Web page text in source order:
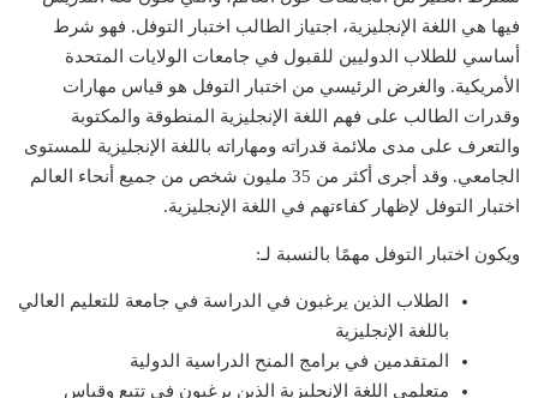
فيها هي اللغة الإنجليزية، اجتياز الطالب اختبار التوفل. فهو شرط
أساسي للطلاب الدوليين للقبول في جامعات الولايات المتحدة
الأمريكية. والغرض الرئيسي من اختبار التوفل هو قياس مهارات
وقدرات الطالب على فهم اللغة الإنجليزية المنطوقة والمكتوبة
والتعرف على مدى ملائمة قدراته ومهاراته باللغة الإنجليزية للمستوى
الجامعي. وقد أجرى أكثر من 35 مليون شخص من جميع أنحاء العالم
اختبار التوفل لإظهار كفاءتهم في اللغة الإنجليزية.
ويكون اختبار التوفل مهمًا بالنسبة لـ:
الطلاب الذين يرغبون في الدراسة في جامعة للتعليم العالي
باللغة الإنجليزية
المتقدمين في برامج المنح الدراسية الدولية
متعلمي اللغة الإنجليزية الذين يرغبون في تتبع وقياس